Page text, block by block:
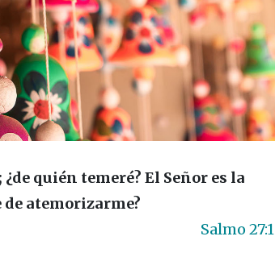
quién temeré? El Señor es la
atemorizarme?
Salmo 27:1